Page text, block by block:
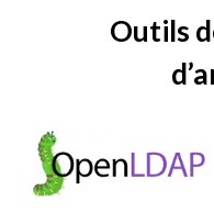
Outils